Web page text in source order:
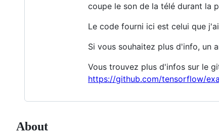
coupe le son de la télé durant la
Le code fourni ici est celui que
Si vous souhaitez plus d'info, un
Vous trouvez plus d'infos sur le
https://github.com/tensorflow/
About